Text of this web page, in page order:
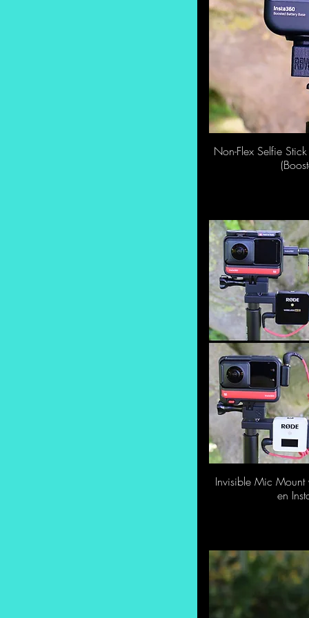
Non-Flex Selfie
Invisible Mic
en